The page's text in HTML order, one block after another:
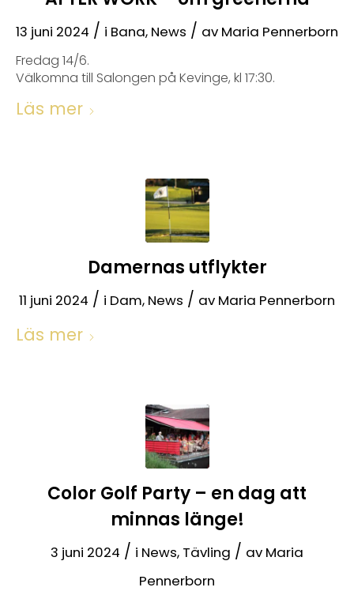
13 juni 2024 / i Bana, News / av Maria Pennerborn
Fredag 14/6.
Välkomna till Salongen på Kevinge, kl 17:30.
Läs mer
Damernas utflykter
11 juni 2024 / i Dam, News / av Maria Pennerborn
Läs mer
Color Golf Party – en dag att
minnas länge!
3 juni 2024 / i News, Tävling / av Maria
Pennerborn